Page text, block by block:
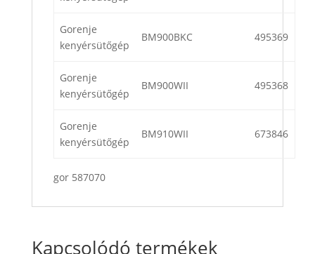
Gorenje
kenyérsütőgép
BM900BKC 495369
Gorenje
kenyérsütőgép
BM900WII 495368
Gorenje
kenyérsütőgép
BM910WII 673846
gor 587070
Kapcsolódó termékek